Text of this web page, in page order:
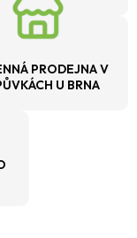
PRODEJNA V
U BRNA